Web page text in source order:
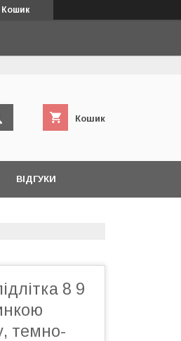
Кошик
Кошик
ВІДГУКИ
8 9
темно-